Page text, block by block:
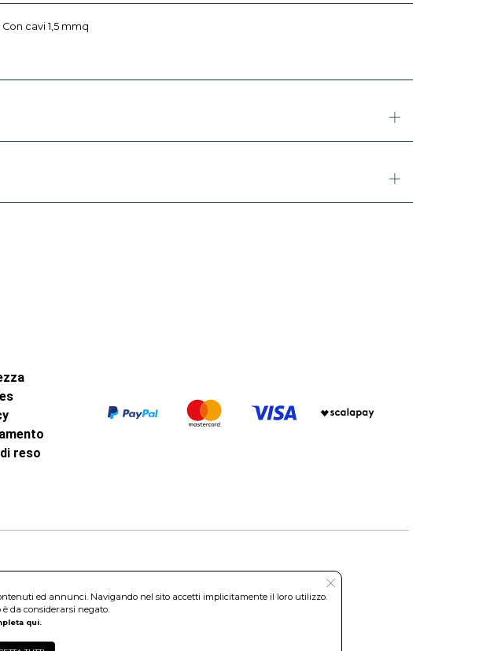
cavi 1,5 mmq
reso
Registro delle Imprese di Roma REA: RM-535144
ed annunci. Navigando nel sito accetti implicitamente il loro utilizzo.
da considerarsi negato.
qui.